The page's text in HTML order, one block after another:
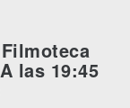
las 19:45